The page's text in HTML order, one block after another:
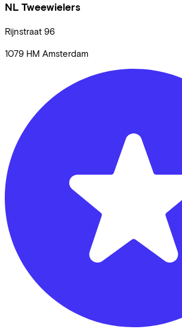
NL Tweewielers
Rijnstraat 96
1079 HM Amsterdam